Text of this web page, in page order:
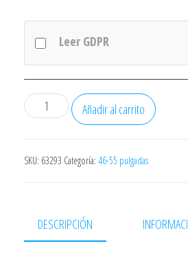
Leer GDPR
Tv
Nevir
Nvr7902-
50"inch"
Añadir al carrito
SKU: 63293 Categoría: 46-55 pulgadas
DESCRIPCIÓN